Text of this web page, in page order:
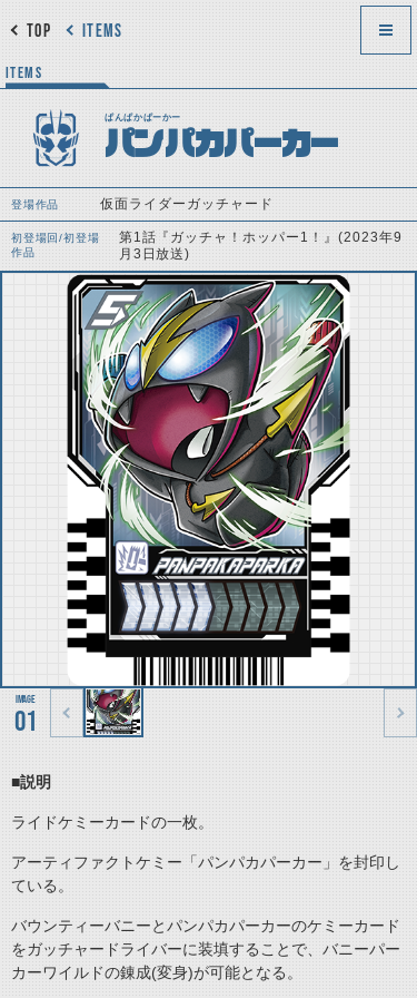
ITEMS
TOP
ITEMS
ぱんぱかぱーかー
パンパカパーカー
登場作品 仮面ライダーガッチャード
初登場回/初登場
作品
第1話『ガッチャ！ホッパー1！』(2023年9
月3日放送)
01
■説明
ライドケミーカードの一枚。
アーティファクトケミー「パンパカパーカー」を封印し
ている。
バウンティーバニーとパンパカパーカーのケミーカード
をガッチャードライバーに装填することで、バニーパー
カーワイルドの錬成(変身)が可能となる。